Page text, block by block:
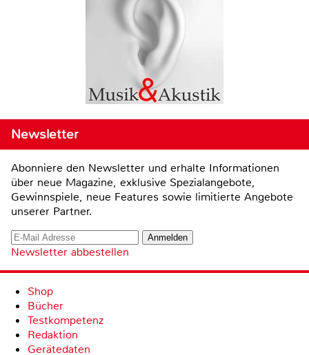
Newsletter
Abonniere den Newsletter und erhalte Informationen
über neue Magazine, exklusive Spezialangebote,
Gewinnspiele, neue Features sowie limitierte Angebote
unserer Partner.
Newsletter abbestellen
Shop
Bücher
Testkompetenz
Redaktion
Gerätedaten